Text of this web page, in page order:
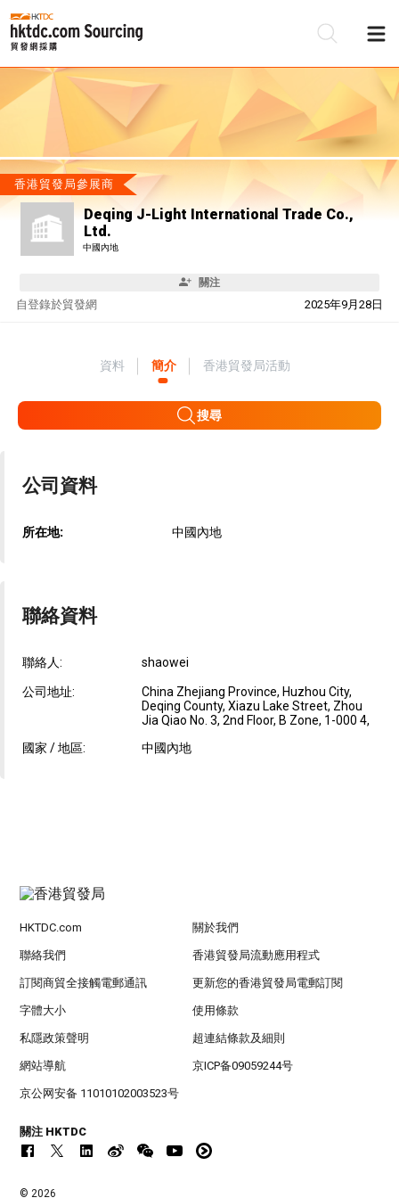
香港貿發局參展商
Deqing J-Light International Trade Co.,
Ltd.
中國內地
關注
自 2025年9月28日
登錄於貿發網
資料 簡介 香港貿發局活動
搜尋
公司資料
所在地: 中國內地
聯絡資料
聯絡人: shaowei
公司地址:
China Zhejiang Province, Huzhou City,
Deqing County, Xiazu Lake Street, Zhou
Jia Qiao No. 3, 2nd Floor, B Zone, 1-000 4,
國家 / 地區:
中國內地
HKTDC.com 關於我們
聯絡我們 香港貿發局流動應用程式
訂閱商貿全接觸電郵通訊 更新您的香港貿發局電郵訂閱
字體大小 使用條款
私隱政策聲明 超連結條款及細則
網站導航 京ICP备09059244号
京公网安备 11010102003523号
關注 HKTDC
© 2026